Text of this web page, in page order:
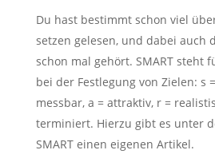
Du hast bestimmt schon viel
setzen gelesen, und dabei auch
schon mal gehört. SMART steht
bei der Festlegung von Zielen: s
messbar, a = attraktiv, r =
terminiert. Hierzu gibt es unter
SMART einen eigenen Artikel.